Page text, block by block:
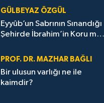
GÜLBEYAZ ÖZGÜL
Eyyûb’un Sabrının Sınandığı
Şehirde İbrahim’in Koru mu
PROF. DR. MAZHAR BAĞLI
Bir ulusun varlığı ne ile
kaimdir?